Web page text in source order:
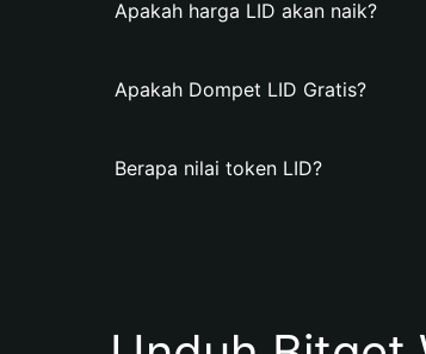
Apakah harga LID akan naik?
Apakah Dompet LID Gratis?
Berapa nilai token LID?